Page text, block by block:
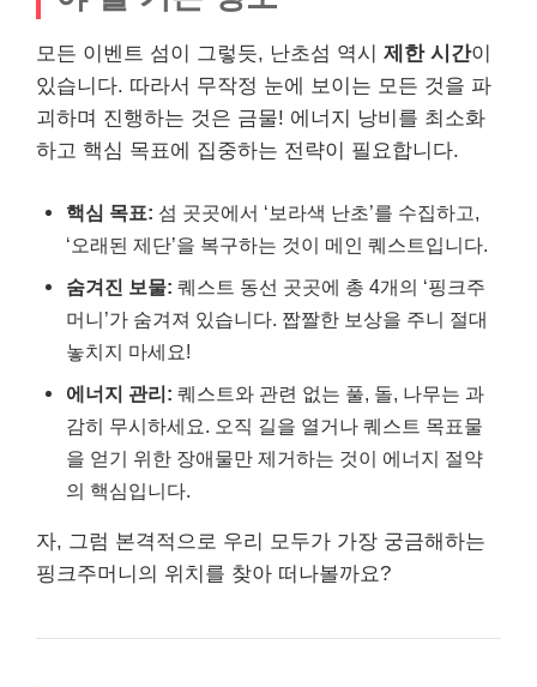
모든 이벤트 섬이 그렇듯, 난초섬 역시 제한 시간이
있습니다. 따라서 무작정 눈에 보이는 모든 것을 파
괴하며 진행하는 것은 금물! 에너지 낭비를 최소화
하고 핵심 목표에 집중하는 전략이 필요합니다.
핵심 목표: 섬 곳곳에서 ‘보라색 난초’를 수집하고,
‘오래된 제단’을 복구하는 것이 메인 퀘스트입니다.
숨겨진 보물: 퀘스트 동선 곳곳에 총 4개의 ‘핑크주
머니’가 숨겨져 있습니다. 짭짤한 보상을 주니 절대
놓치지 마세요!
에너지 관리: 퀘스트와 관련 없는 풀, 돌, 나무는 과
감히 무시하세요. 오직 길을 열거나 퀘스트 목표물
을 얻기 위한 장애물만 제거하는 것이 에너지 절약
의 핵심입니다.
자, 그럼 본격적으로 우리 모두가 가장 궁금해하는
핑크주머니의 위치를 찾아 떠나볼까요?